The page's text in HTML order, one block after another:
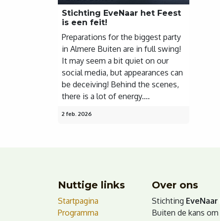
Stichting EveNaar het Feest
is een feit!
Preparations for the biggest party
in Almere Buiten are in full swing!
It may seem a bit quiet on our
social media, but appearances can
be deceiving! Behind the scenes,
there is a lot of energy....
2 feb. 2026
Nuttige links
Startpagina
Programma
Over ons
Stichting
Buiten de kans